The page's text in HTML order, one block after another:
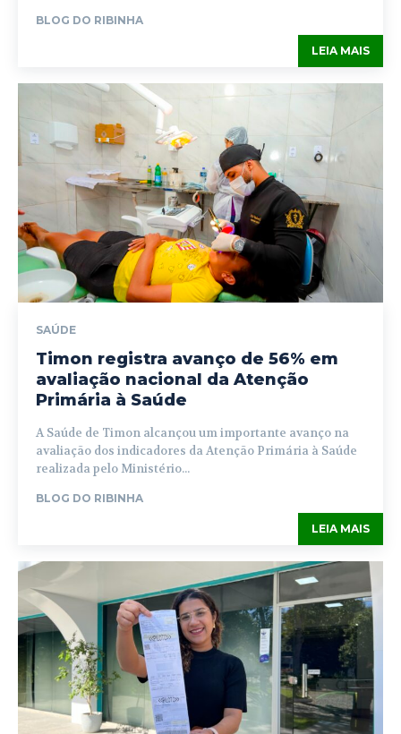
BLOG DO RIBINHA
LEIA MAIS
SAÚDE
Timon registra avanço de 56% em
avaliação nacional da Atenção
Primária à Saúde
A Saúde de Timon alcançou um importante avanço na
avaliação dos indicadores da Atenção Primária à Saúde
realizada pelo Ministério...
BLOG DO RIBINHA
LEIA MAIS